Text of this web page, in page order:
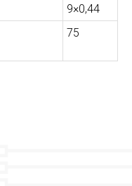
9×0,44
75